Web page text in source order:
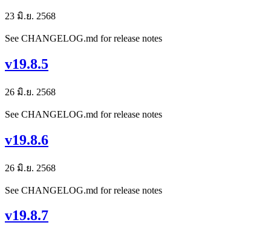
23 มิ.ย. 2568
See CHANGELOG.md for release notes
v19.8.5
26 มิ.ย. 2568
See CHANGELOG.md for release notes
v19.8.6
26 มิ.ย. 2568
See CHANGELOG.md for release notes
v19.8.7